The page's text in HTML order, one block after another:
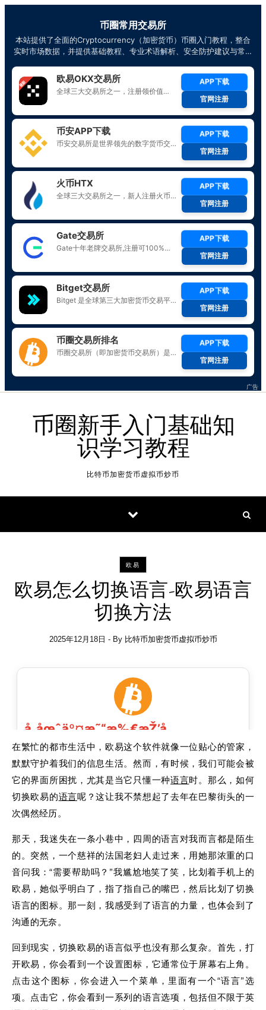
币圈新手入门基础知
识学习教程
比特币加密货币虚拟币炒币
欧易
欧易怎么切换语言-欧易语言
切换方法
2025年12月18日 - By 比特币加密货币虚拟币炒币
在繁忙的都市生活中，欧易这个软件就像一位贴心的管家，
默默守护着我们的信息生活。然而，有时候，我们可能会被
它的界面所困扰，尤其是当它只懂一种语言时。那么，如何
切换欧易的语言呢？这让我不禁想起了去年在巴黎街头的一
次偶然经历。
那天，我迷失在一条小巷中，四周的语言对我而言都是陌生
的。突然，一个慈祥的法国老妇人走过来，用她那浓重的口
音问我：“需要帮助吗？”我尴尬地笑了笑，比划着手机上的
欧易，她似乎明白了，指了指自己的嘴巴，然后比划了切换
语言的图标。那一刻，我感受到了语言的力量，也体会到了
沟通的无奈。
回到现实，切换欧易的语言似乎也没有那么复杂。首先，打
开欧易，你会看到一个设置图标，它通常位于屏幕右上角。
点击这个图标，你会进入一个菜单，里面有一个“语言”选
项。点击它，你会看到一系列的语言选项，包括但不限于英